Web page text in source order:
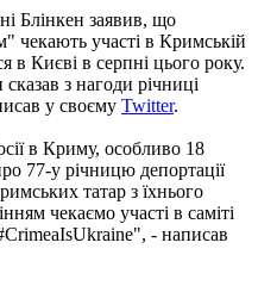
Блінкен заявив, що
чекають участі в Кримській
в Києві в серпні цього року.
з нагоди річниці
у своєму Twitter.
в Криму, особливо 18
77-у річницю депортації
татар з їхнього
чекаємо участі в саміті
- написав